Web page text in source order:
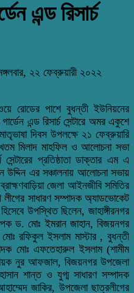
এন্ড রিসার্চ
২২ ফেব্রুয়ারী ২০২২
রোডের পাশে বুধন্তী ইউনিয়নের
এন্ড রিসার্চ সেন্টারে অমর একুশে
দিবস উপলক্ষে ২১ ফেব্রুয়ারি
মিলাদ মাহফিল ও আলোচনা সভা
প্রতিষ্ঠাতা ডাক্তার এম এ
এর সঞ্চালনায় আলোচনা সভায়
জেলা আইনজীবি সমিতির
সাধারণ সম্পাদক অ্যাডভোকেট
উপস্থিত ছিলেন, জাহাঙ্গীরনগর
ড. মোঃ ইমরান জাহান, বিজয়নগর
রফিকুল ইসলাম মাস্টার , বুধন্তী
মোঃ এফতেহারুল ইসলাম (শামীম
নুর আফজাল, বিজয়নগর উপজেলা
শান্ত ও যুগ্ম সাধারণ সম্পাদক
জাকির, উপজেলা ছাত্রলীগের